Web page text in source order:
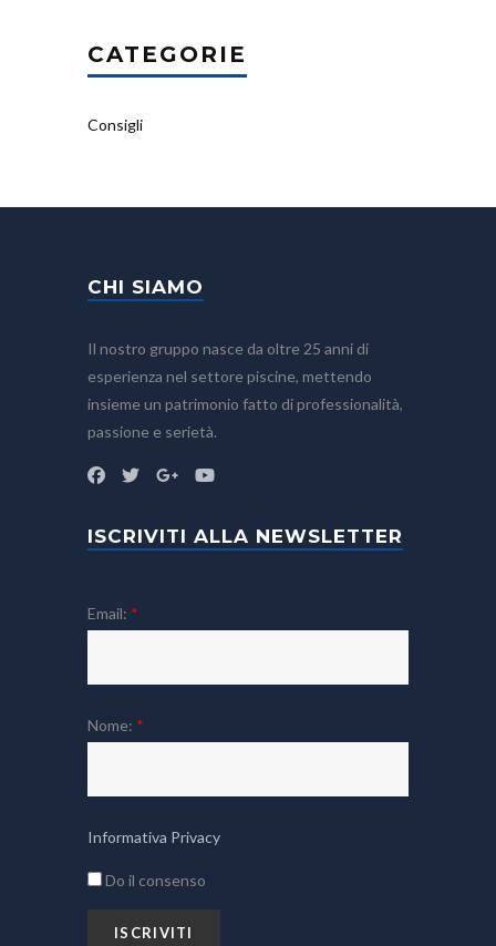
CATEGORIE
Consigli
CHI SIAMO
Il nostro gruppo nasce da oltre 25 anni di
esperienza nel settore piscine, mettendo
insieme un patrimonio fatto di professionalità,
passione e serietà.
ISCRIVITI ALLA NEWSLETTER
Email: *
Nome: *
Informativa Privacy
Do il consenso